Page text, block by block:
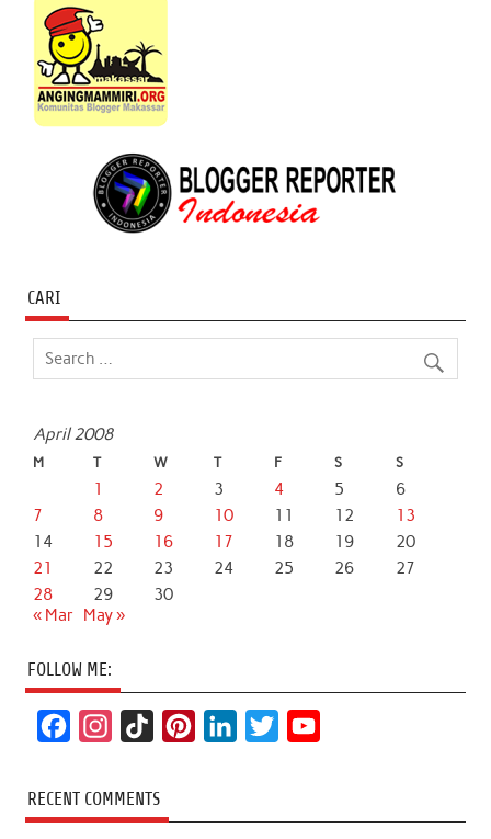
CARI
April 2008
M T W T F S S
1 2 3 4 5
6
7
8 9 10 11 12
13
14
15 16 17 18 19
20
21
22 23 24 25 26
27
28
29
30
« Mar May »
FOLLOW ME:
c
e
s
t
k
T
t
k
t
T
RECENT COMMENTS